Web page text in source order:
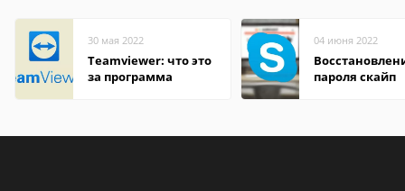
30 мая 2022
Teamviewer: что это
за программа
04 июня 2022
пароля скайп